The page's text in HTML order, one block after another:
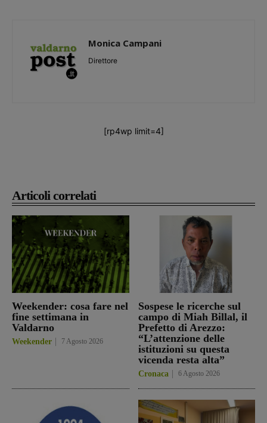
Articoli correlati
Weekender: cosa fare nel
fine settimana in
Valdarno
Weekender 7 Agosto 2026
Sospese le ricerche sul
campo di Miah Billal, il
Prefetto di Arezzo:
“L’attenzione delle
istituzioni su questa
vicenda resta alta”
Cronaca 6 Agosto 2026
Monica Campani
Direttore
[rp4wp limit=4]